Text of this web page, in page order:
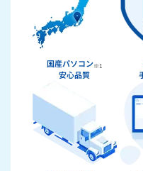
国産パソコン※1
安心品質